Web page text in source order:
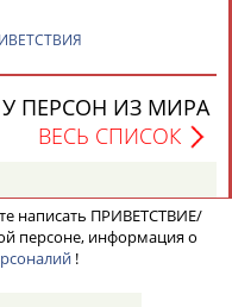
ПЕРСОН ИЗ МИРА
ВЕСЬ СПИСОК
Сергей
написать ПРИВЕТСТВИЕ/
информация о
!